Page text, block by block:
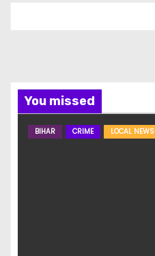
You missed
BIHAR CRIME LOCAL NEWS